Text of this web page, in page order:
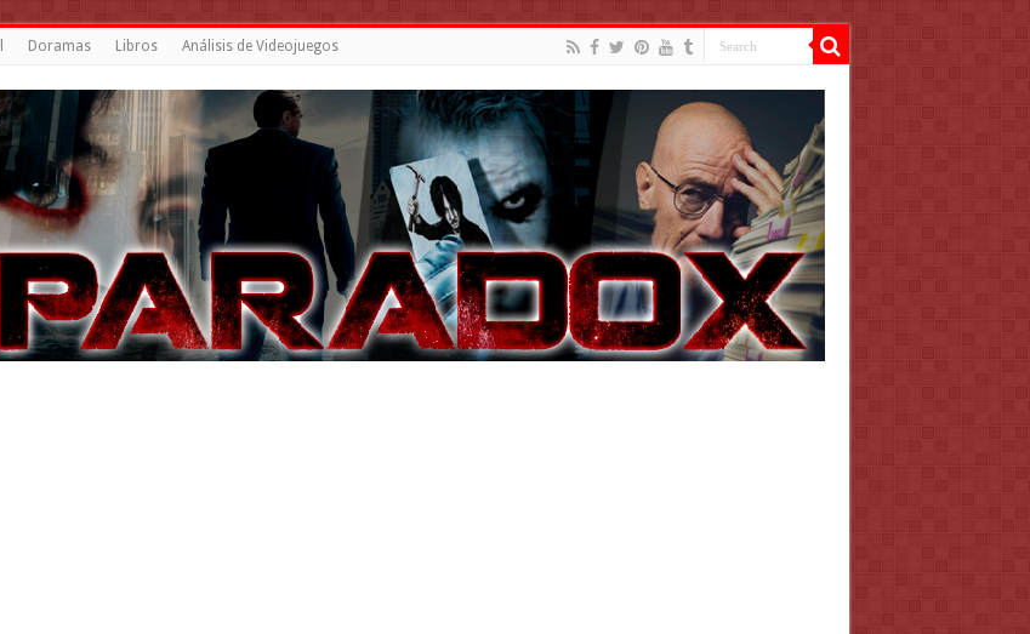
Doramas Libros Análisis de Videojuegos